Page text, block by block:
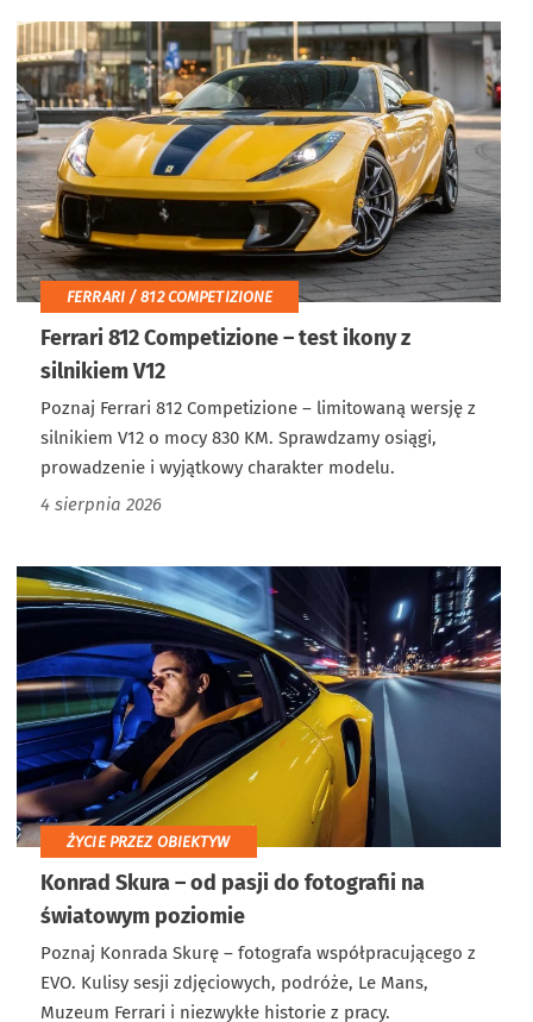
FERRARI / 812 COMPETIZIONE
Ferrari 812 Competizione – test ikony z
silnikiem V12
Poznaj Ferrari 812 Competizione – limitowaną wersję z
silnikiem V12 o mocy 830 KM. Sprawdzamy osiągi,
prowadzenie i wyjątkowy charakter modelu.
4 sierpnia 2026
ŻYCIE PRZEZ OBIEKTYW
Konrad Skura – od pasji do fotografii na
światowym poziomie
Poznaj Konrada Skurę – fotografa współpracującego z
EVO. Kulisy sesji zdjęciowych, podróże, Le Mans,
Muzeum Ferrari i niezwykłe historie z pracy.